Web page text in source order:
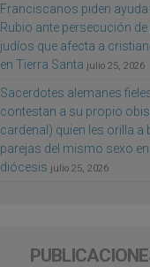
Franciscanos piden
Rubio ante persecución
judíos que afecta a
en Tierra Santa julio 25, 2026
Sacerdotes alemanes
contestan a su propio
cardenal) quien les orilla a
parejas del mismo sexo
diócesis julio 25, 2026